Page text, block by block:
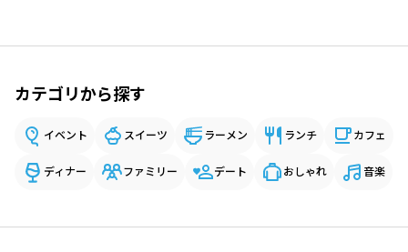
カテゴリから探す
イベント スイーツ ラーメン ランチ カフェ
ディナー ファミリー デート おしゃれ 音楽